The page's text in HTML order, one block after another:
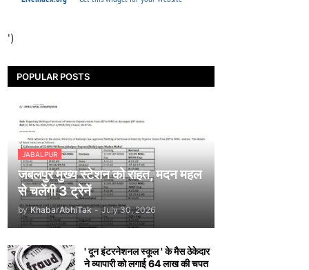
')
POPULAR POSTS
JABALPUR
जबलपुर मुख्य स्टेशन को राहत, मदन महल
से चलेंगी 3 ट्रेनें
by KhabarAbhiTak - July 30, 2026
' दून इंटरनेशनल स्कूल ' के मैस ठेकेदार
ने व्यापारी को लगाई 64 लाख की चपत